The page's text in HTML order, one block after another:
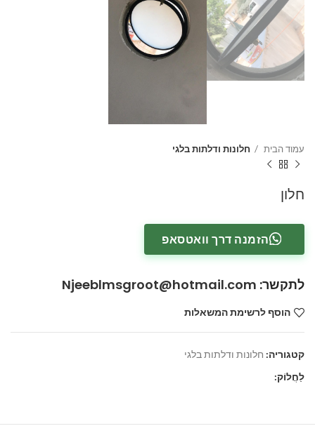
עמוד הבית חלונות ודלתות בלגי
חלון
הזמנה דרך וואטסאפ
לתקשר:
Njeeblmsgroot@hotmail.com
הוסף לרשימת המשאלות
קטגוריה: חלונות ודלתות בלגי
לַחֲלוֹק: